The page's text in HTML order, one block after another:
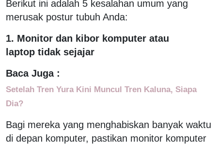
Berikut ini adalah 5 kesalahan umum yang
merusak postur tubuh Anda:
1. Monitor dan kibor komputer atau
laptop tidak sejajar
Baca Juga :
Setelah Tren Yura Kini Muncul Tren Kaluna, Siapa
Dia?
Bagi mereka yang menghabiskan banyak waktu
di depan komputer, pastikan monitor komputer